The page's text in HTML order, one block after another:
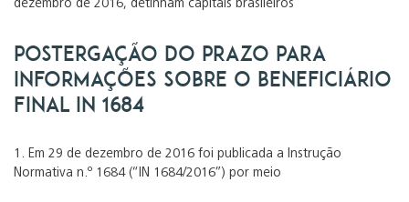
dezembro de 2016, detinham capitais brasileiros
Postergação do Prazo para
Informações sobre o Beneficiário
Final IN 1684
1. Em 29 de dezembro de 2016 foi publicada a Instrução
Normativa n.º 1684 (“IN 1684/2016”) por meio